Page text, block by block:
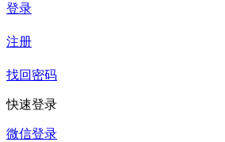
登录
注册
找回密码
快速登录
微信登录